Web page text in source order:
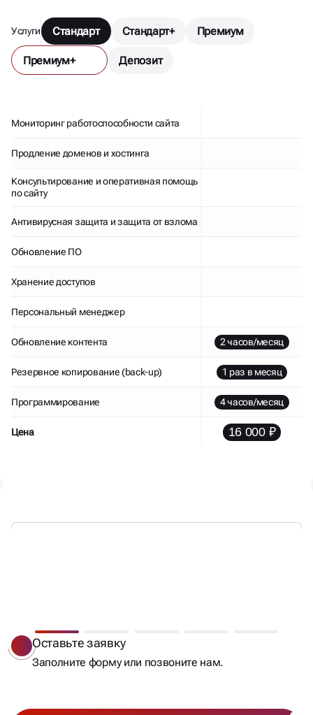
Услуги Стандарт Стандарт+ Премиум
Премиум+ Депозит
Мониторинг работоспособности сайта
Продление доменов и хостинга
Консультирование и оперативная помощь
по сайту
Антивирусная защита и защита от взлома
Обновление ПО
Хранение доступов
Персональный менеджер
Обновление контента 2 часов/месяц
Резервное копирование (back-up) 1 раз в месяц
Программирование 4 часов/месяц
Цена 16 000 ₽
Оставьте заявку
Заполните форму или позвоните нам.